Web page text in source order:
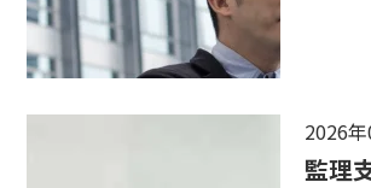
2026
監理